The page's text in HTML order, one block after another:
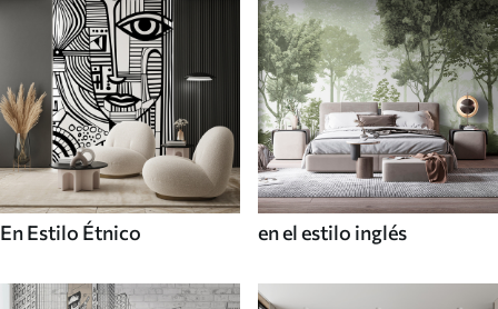
En Estilo Étnico en el estilo inglés